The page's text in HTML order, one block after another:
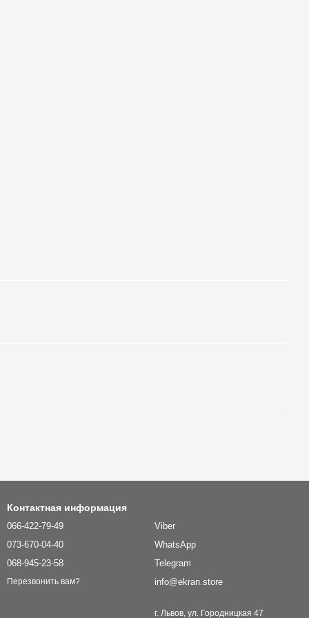
Контактная информация
066-422-79-49
073-670-04-40
068-945-23-58
Перезвонить вам?
Viber
WhatsApp
Telegram
info@ekran.store
г. Львов, ул. Городницкая 47